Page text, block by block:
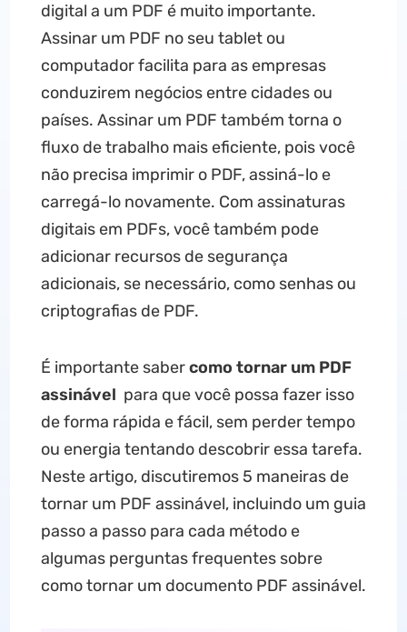
digital a um PDF é muito importante.
Assinar um PDF no seu tablet ou
computador facilita para as empresas
conduzirem negócios entre cidades ou
países. Assinar um PDF também torna o
fluxo de trabalho mais eficiente, pois você
não precisa imprimir o PDF, assiná-lo e
carregá-lo novamente. Com assinaturas
digitais em PDFs, você também pode
adicionar recursos de segurança
adicionais, se necessário, como senhas ou
criptografias de PDF.
É importante sabercomo tornar um PDF
assinável para que você possa fazer isso
de forma rápida e fácil, sem perder tempo
ou energia tentando descobrir essa tarefa.
Neste artigo, discutiremos 5 maneiras de
tornar um PDF assinável, incluindo um guia
passo a passo para cada método e
algumas perguntas frequentes sobre
como tornar um documento PDF assinável.